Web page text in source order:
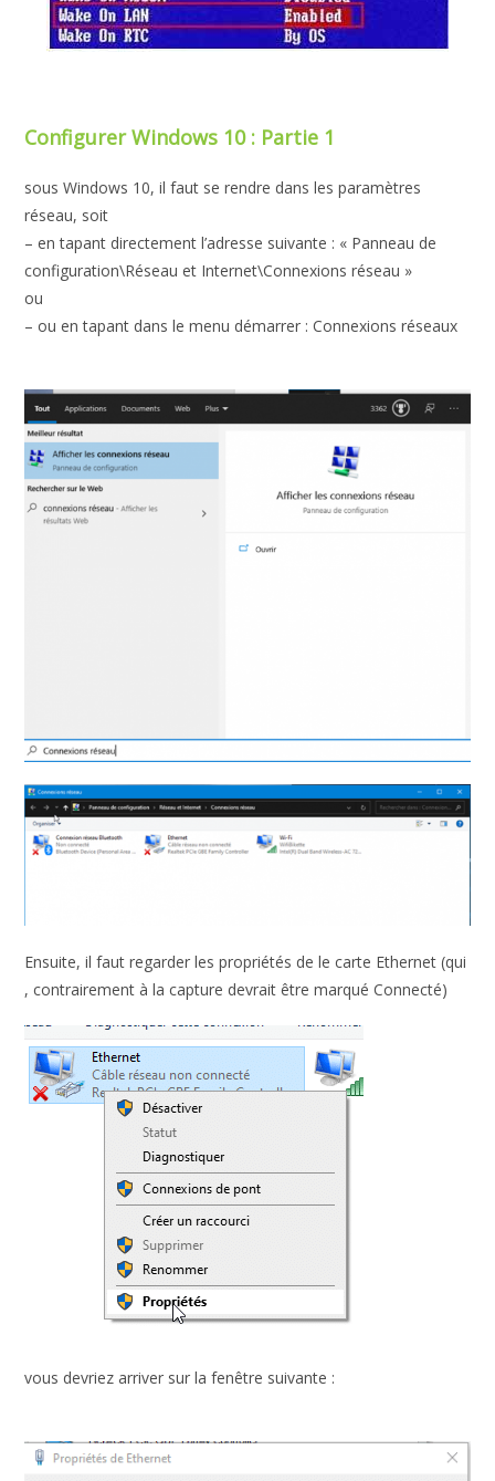
Configurer Windows 10 : Partie 1
sous Windows 10, il faut se rendre dans les paramètres
réseau, soit
– en tapant directement l’adresse suivante : « Panneau de
configuration\Réseau et Internet\Connexions réseau »
ou
– ou en tapant dans le menu démarrer : Connexions réseaux
Ensuite, il faut regarder les propriétés de le carte Ethernet (qui
, contrairement à la capture devrait être marqué Connecté)
vous devriez arriver sur la fenêtre suivante :